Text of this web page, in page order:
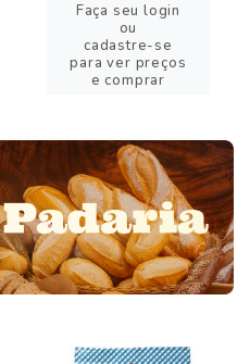
Faça seu login
ou
cadastre-se
para ver preços
e comprar